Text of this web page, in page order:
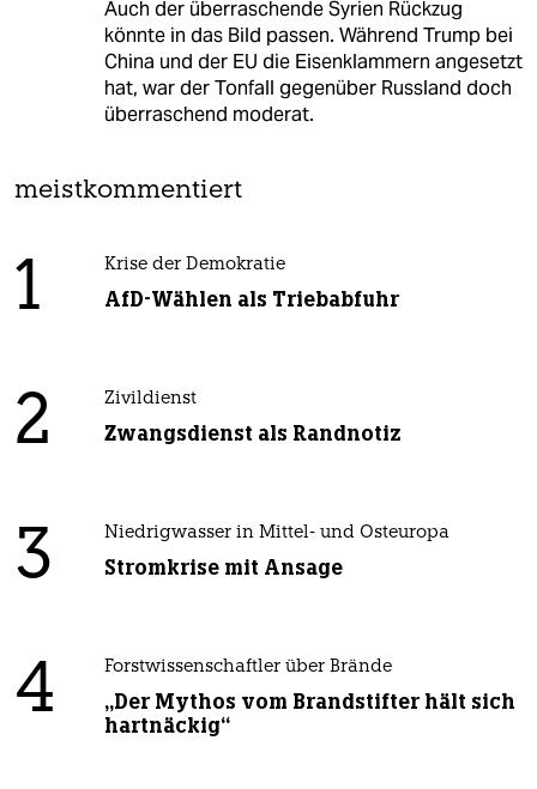
Auch der überraschende Syrien Rückzug
könnte in das Bild passen. Während Trump bei
China und der EU die Eisenklammern angesetzt
hat, war der Tonfall gegenüber Russland doch
überraschend moderat.
meistkommentiert
1 Krise der Demokratie
AfD-Wählen als Triebabfuhr
2 Zivildienst
Zwangsdienst als Randnotiz
3 Niedrigwasser in Mittel- und Osteuropa
Stromkrise mit Ansage
4 Forstwissenschaftler über Brände
„Der Mythos vom Brandstifter hält sich
hartnäckig“